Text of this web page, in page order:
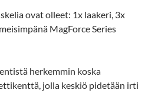
ovat olleet: 1x laakeri, 3x
MagForce Series
herkemmin koska
jolla keskiö pidetään irti